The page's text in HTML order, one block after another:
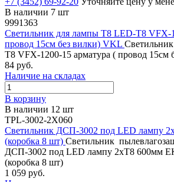
В наличии 7 шт
9991363
Светильник для лампы Т8 LED-T8 VFX-
провод 15см без вилки) VKL
T8 VFX-1200-15 арматура ( провод
84 руб.
Наличие на складах
В корзину
В наличии 12 шт
TPL-3002-2Х060
Светильник ДСП-3002 под LED лампу
(коробка 8 шт) Светильник
ДСП-3002 под LED лампу 2хT8 600мм
(коробка 8 шт)
1 059 руб.